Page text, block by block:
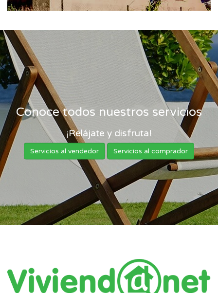
Conoce todos nuestros servicios
¡Relájate y disfruta!
Servicios al vendedor Servicios al comprador